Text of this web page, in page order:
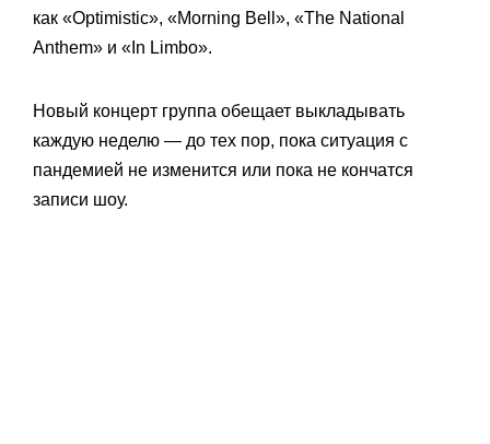
как «Optimistic», «Morning Bell», «The National
Anthem» и «In Limbo».
Новый концерт группа обещает выкладывать
каждую неделю — до тех пор, пока ситуация с
пандемией не изменится или пока не кончатся
записи шоу.